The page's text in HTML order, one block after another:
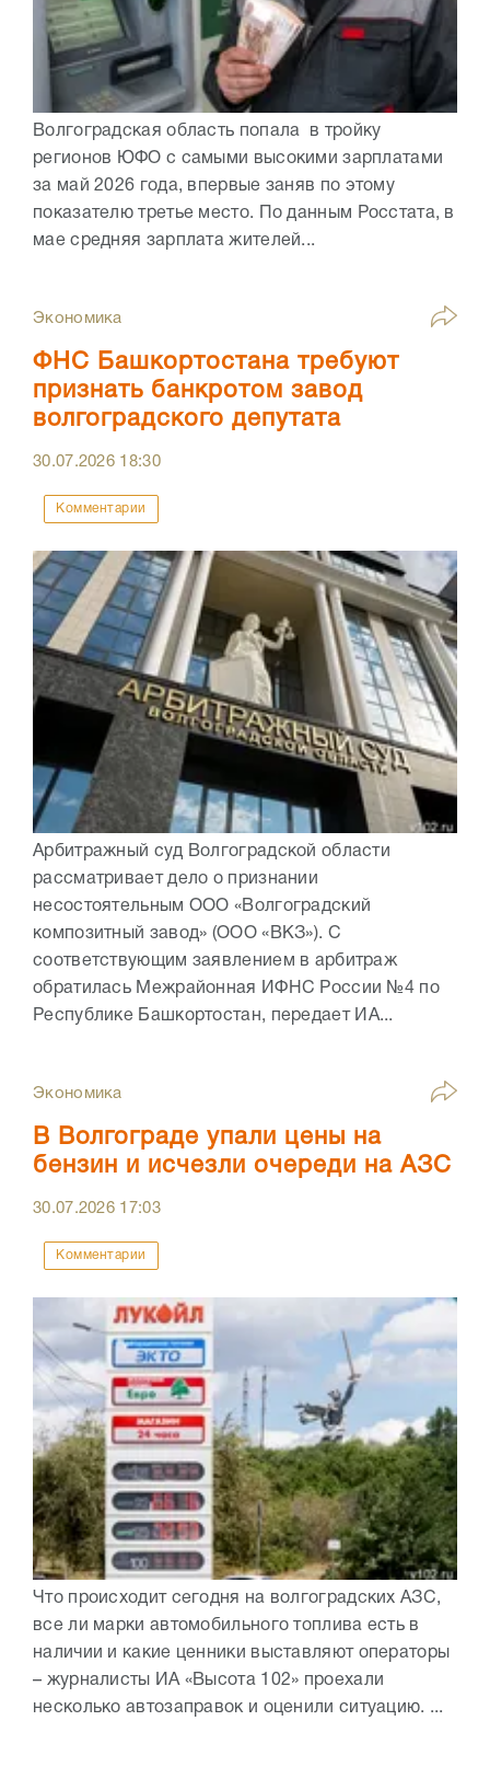
Волгоградская область попала в тройку
регионов ЮФО с самыми высокими зарплатами
за май 2026 года, впервые заняв по этому
показателю третье место. По данным Росстата, в
мае средняя зарплата жителей...
Экономика
ФНС Башкортостана требуют
признать банкротом завод
волгоградского депутата
30.07.2026 18:30
Комментарии
Арбитражный суд Волгоградской области
рассматривает дело о признании
несостоятельным ООО «Волгоградский
композитный завод» (ООО «ВКЗ»). С
соответствующим заявлением в арбитраж
обратилась Межрайонная ИФНС России №4 по
Республике Башкортостан, передает ИА...
Экономика
В Волгограде упали цены на
бензин и исчезли очереди на АЗС
30.07.2026 17:03
Комментарии
Что происходит сегодня на волгоградских АЗС,
все ли марки автомобильного топлива есть в
наличии и какие ценники выставляют операторы
– журналисты ИА «Высота 102» проехали
несколько автозаправок и оценили ситуацию. ...